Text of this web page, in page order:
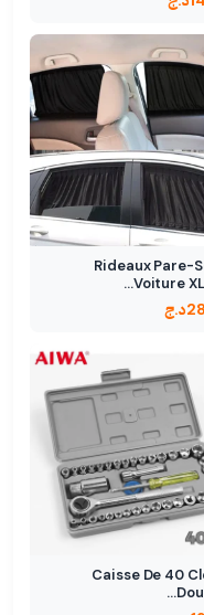
Rideaux Pare-
Voiture XL
د.ج
Caisse De 40